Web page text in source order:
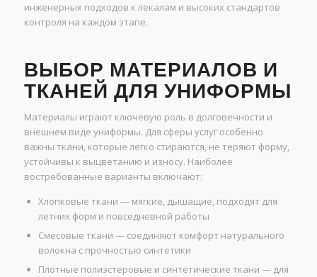
инженерных подходов к лекалам и высоких стандартов
контроля на каждом этапе.
ВЫБОР МАТЕРИАЛОВ И
ТКАНЕЙ ДЛЯ УНИФОРМЫ
Материалы играют ключевую роль в долговечности и
внешнем виде униформы. Для сферы услуг особенно
важны ткани, которые легко стираются, не теряют форму,
устойчивы к выцветанию и износу. Наиболее
востребованные варианты включают:
Хлопковые ткани — мягкие, дышащие, подходят для
летних форм и повседневной работы
Смесовые ткани — соединяют комфорт натурального
волокна с прочностью синтетики
Плотные полиэстеровые и синтетические ткани — для